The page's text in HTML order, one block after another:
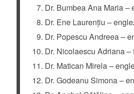
Dr. Bumbea Ana Maria –
Dr. Ene Laurențiu –
Dr. Popescu Andreea –
Dr. Nicolaescu Adriana –
Dr. Matican Mirela –
Dr. Godeanu Simona –